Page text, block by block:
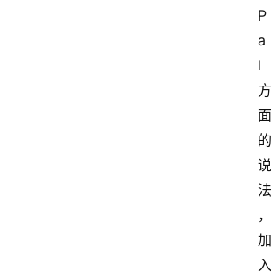
P
a
l
方
面
的
说
法
，
加
入